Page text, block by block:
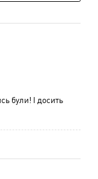
були! І досить